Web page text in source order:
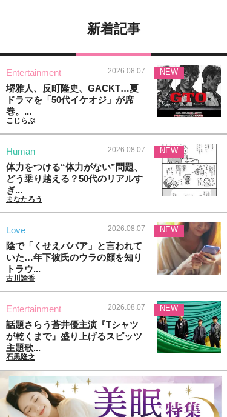
新着記事
Entertainment 2026.08.07
堺雅人、反町隆史、GACKT…夏
ドラマを「50代イケオジ」が席
巻。...
こじらぶ
NEW
Human 2026.08.07
体力をつける“体力がない”問題、
どう乗り越える？50代のリアルす
ぎ...
まなたろう
NEW
Love 2026.08.07
陰で「くせえババア」と言われて
いた…年下彼氏のウラの顔を知り
トラウ...
古川諭香
NEW
Entertainment 2026.08.07
話題さらう蒼井優主演『Tシャツ
が乾くまで』盛り上げるスピッツ
主題歌...
石黒隆之
NEW